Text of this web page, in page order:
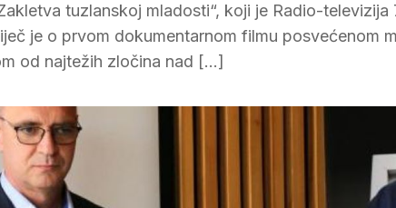
tuzlanskoj mladosti“, koji je Radio-televizija
je o prvom dokumentarnom filmu posvećenom
od najtežih zločina nad […]